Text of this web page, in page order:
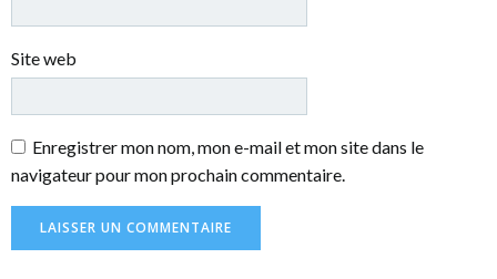
Site web
Enregistrer mon nom, mon e-mail et mon site dans le
navigateur pour mon prochain commentaire.